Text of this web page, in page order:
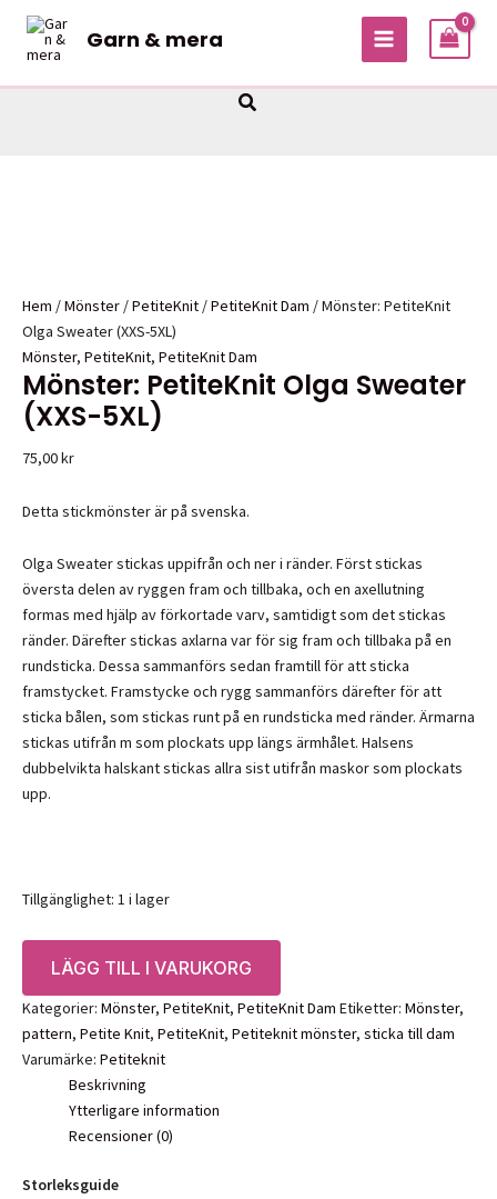
Hoppa
innehåll
Garn & mera
MAIN
Sök
Hem /Mönster /PetiteKnit /PetiteKnit Dam / Mönster: PetiteKnit
Olga Sweater (XXS-5XL)
Mönster, PetiteKnit, PetiteKnit Dam
Mönster: PetiteKnit Olga Sweater
(XXS-5XL)
75,00kr
Detta stickmönster är på svenska.
Olga Sweater stickas uppifrån och ner i ränder. Först stickas
översta delen av ryggen fram och tillbaka, och en axellutning
formas med hjälp av förkortade varv, samtidigt som det stickas
ränder. Därefter stickas axlarna var för sig fram och tillbaka på en
rundsticka. Dessa sammanförs sedan framtill för att sticka
framstycket. Framstycke och rygg sammanförs därefter för att
sticka bålen, som stickas runt på en rundsticka med ränder. Ärmarna
stickas utifrån m som plockats upp längs ärmhålet. Halsens
dubbelvikta halskant stickas allra sist utifrån maskor som plockats
upp.
Tillgänglighet: 1 i lager
PetiteKnit
Olga
Sweater
(XXS-
LÄGG TILL I VARUKORG
Kategorier: Mönster, PetiteKnit, PetiteKnit Dam Etiketter: Mönster,
pattern, Petite Knit, PetiteKnit, Petiteknit mönster, sticka till dam
Varumärke: Petiteknit
Beskrivning
Ytterligare information
Recensioner (0)
Storleksguide
Sale!
Sale!
Sale!
Sale!